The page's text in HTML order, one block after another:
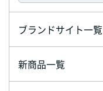
ブランドサイト一覧
新商品一覧